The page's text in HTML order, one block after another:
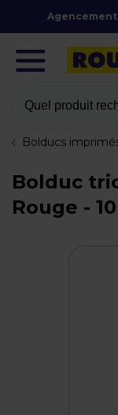
Quel produit
Bolducs
Bolduc
Rouge -